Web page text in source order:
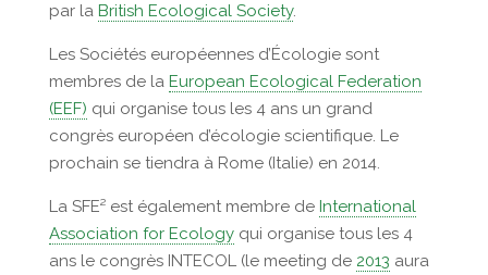
par la British Ecological Society.
Les Sociétés européennes d’Écologie sont
membres de la European Ecological Federation
(EEF) qui organise tous les 4 ans un grand
congrès européen d’écologie scientifique. Le
prochain se tiendra à Rome (Italie) en 2014.
La SFE² est également membre de International
Association for Ecologyqui organise tous les 4
ans le congrès INTECOL (le meeting de 2013 aura